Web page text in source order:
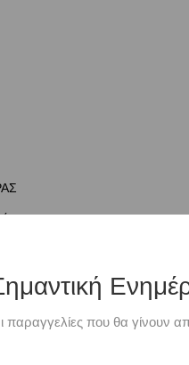
παραγγελίες που θα γίνουν